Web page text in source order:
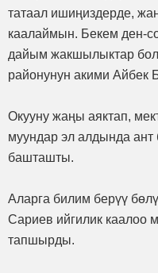
татаал ишиңиздерде,
каалаймын. Бекем ден-
дайым жакшылыктар
районунун акими Айбек
Окууну жаңы аяктап,
муундар эл алдында ант
башташты.
Аларга билим берүү
Сариев ийгилик каалоо
тапшырды.